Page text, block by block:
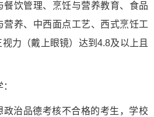
饮管理、烹饪与营养教育、食品
营养、中西面点工艺、西式烹饪工
力（戴上眼镜）达到4.8及以上且
政治品德考核不合格的考生，学校